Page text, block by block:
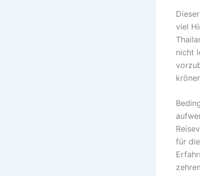
viel
nicht
für